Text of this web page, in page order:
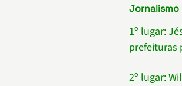
Jornalismo
1º lugar:
prefeituras
2º lugar: